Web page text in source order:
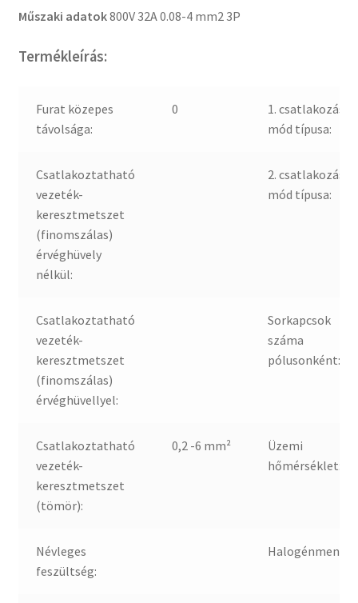
Műszaki adatok800V 32A 0.08-4 mm2 3P
Termékleírás:
Furat közepes
távolsága:
0
1. csatlakozási
mód típusa:
Csatlakoztatható
vezeték-
keresztmetszet
(finomszálas)
érvéghüvely
nélkül:
2. csatlakozási
mód típusa:
Csatlakoztatható
vezeték-
keresztmetszet
(finomszálas)
érvéghüvellyel:
Sorkapcsok
száma
pólusonként:
Csatlakoztatható
vezeték-
keresztmetszet
(tömör):
0,2 -6 mm²
Üzemi
hőmérséklet:
Névleges
feszültség: